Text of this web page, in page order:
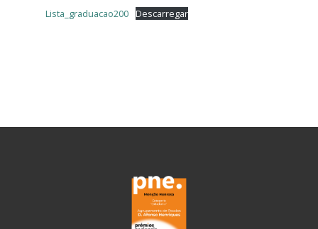
Lista_graduacao200 Descarregar